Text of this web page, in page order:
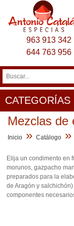
963 913 342
644 763 956
CATEGORÍAS
Mezclas de
Inicio » Catálogo »
Elija un condimento en
morunos, gazpacho
preparados para la
de Aragón y
componentes